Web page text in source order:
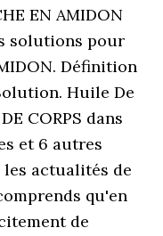
EN AMIDON
solutions pour
Définition
Huile De
CORPS dans
et 6 autres
les actualités de
qu'en
de